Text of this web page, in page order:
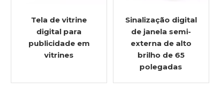
Tela de vitrine
digital para
publicidade em
vitrines
Sinalização digital
de janela semi-
externa de alto
brilho de 65
polegadas